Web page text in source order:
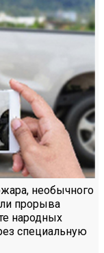
необычного
прорыва
народных
специальную